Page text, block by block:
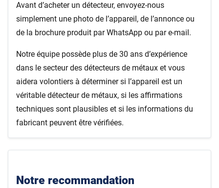
Avant d’acheter un détecteur, envoyez-nous
simplement une photo de l’appareil, de l’annonce ou
de la brochure produit par WhatsApp ou par e-mail.
Notre équipe possède plus de 30 ans d’expérience
dans le secteur des détecteurs de métaux et vous
aidera volontiers à déterminer si l’appareil est un
véritable détecteur de métaux, si les affirmations
techniques sont plausibles et si les informations du
fabricant peuvent être vérifiées.
Notre recommandation